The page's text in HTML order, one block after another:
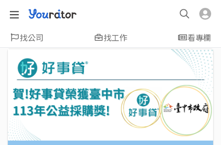
找公司 找工作 看專欄